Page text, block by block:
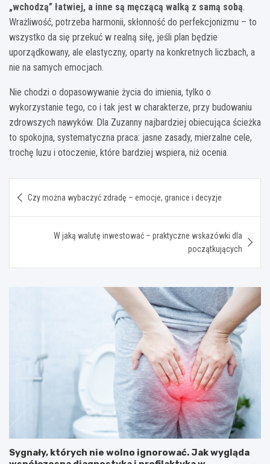
„wchodzą” łatwiej, a inne są męczącą walką z samą sobą.
Wrażliwość, potrzeba harmonii, skłonność do perfekcjonizmu – to
wszystko da się przekuć w realną siłę, jeśli plan będzie
uporządkowany, ale elastyczny, oparty na konkretnych liczbach, a
nie na samych emocjach.
Nie chodzi o dopasowywanie życia do imienia, tylko o
wykorzystanie tego, co i tak jest w charakterze, przy budowaniu
zdrowszych nawyków. Dla Zuzanny najbardziej obiecująca ścieżka
to spokojna, systematyczna praca: jasne zasady, mierzalne cele,
trochę luzu i otoczenie, które bardziej wspiera, niż ocenia.
wpisu
Czy można wybaczyć zdradę – emocje, granice i decyzje
W jaką walutę inwestować – praktyczne wskazówki dla
początkujących
Sygnały, których nie wolno ignorować. Jak wygląda